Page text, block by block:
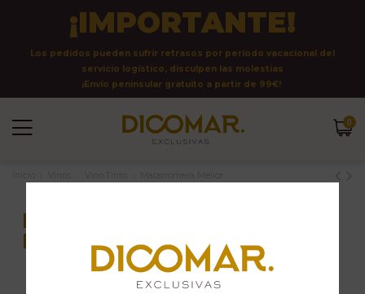
¡IMPORTANTE!
Los pedidos pueden sufrir retrasos por período vacacional del
servicio logístico, disculpen las molestias
¡Envío peninsular gratuito a partir de 99€!
0